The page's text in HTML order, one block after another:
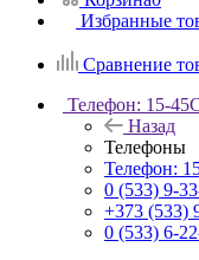
Избранные
Сравнение
Телефон: 15-45
Назад
Телефоны
Телефон:
0 (533) 9-
+373 (533)
0 (533) 6-